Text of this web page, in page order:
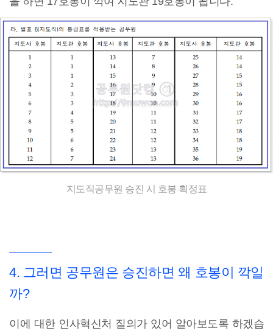
지도직공무원 승진 시 호봉 획정표
4. 그러면 공무원은 승진하면 왜 호봉이 깍일
까?
이에 대한 인사혁신처 질의가 있어 알아보도록 하겠습